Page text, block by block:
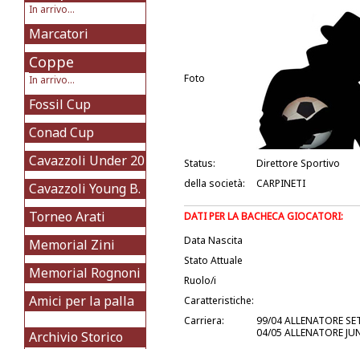
In arrivo...
Marcatori
Coppe
In arrivo...
Fossil Cup
Conad Cup
Cavazzoli Under 20
Cavazzoli Young B.
Torneo Arati
Memorial Zini
Memorial Rognoni
Amici per la palla
Archivio Storico
Foto
Status:
Direttore Sportivo
della società:
CARPINETI
DATI PER LA BACHECA GIOCATORI:
Data Nascita
Stato Attuale
Ruolo/i
Caratteristiche:
Carriera:
99/04 ALLENATORE
04/05 ALLENATORE